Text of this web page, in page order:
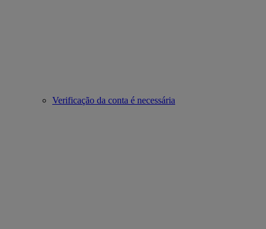
Verificação da conta é necessária